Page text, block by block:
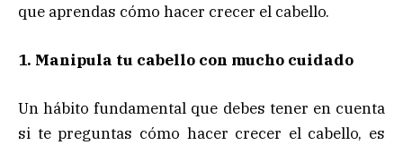
que aprendas cómo hacer crecer el cabello.
1. Manipula tu cabello con mucho cuidado
Un hábito fundamental que debes tener en cuenta
si te preguntas cómo hacer crecer el cabello, es